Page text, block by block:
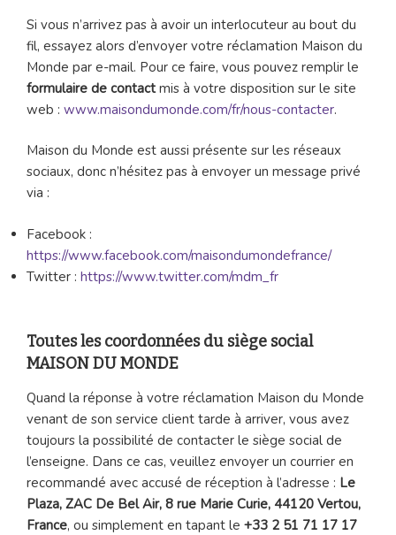
Si vous n’arrivez pas à avoir un interlocuteur au bout du
fil, essayez alors d’envoyer votre réclamation Maison du
Monde par e-mail. Pour ce faire, vous pouvez remplir le
formulaire de contactmis à votre disposition sur le site
web : www.maisondumonde.com/fr/nous-contacter.
Maison du Monde est aussi présente sur les réseaux
sociaux, donc n’hésitez pas à envoyer un message privé
via :
Facebook :
https://www.facebook.com/maisondumondefrance/
Twitter : https://www.twitter.com/mdm_fr
Toutes les coordonnées du siège social
MAISON DU MONDE
Quand la réponse à votre réclamation Maison du Monde
venant de son service client tarde à arriver, vous avez
toujours la possibilité de contacter le siège social de
l’enseigne. Dans ce cas, veuillez envoyer un courrier en
recommandé avec accusé de réception à l’adresse : Le
Plaza, ZAC De Bel Air, 8 rue Marie Curie, 44120 Vertou,
France, ou simplement en tapant le +33 2 51 71 17 17